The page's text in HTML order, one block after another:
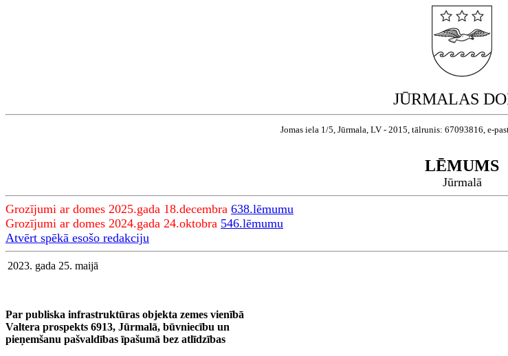
JŪRMALAS
Jomas iela 1/5, Jūrmala, LV - 2015, tālrunis: 67093816, e-
LĒMUMS
Jūrmalā
Grozījumi ar domes 2025.gada 18.decembra 638.lēmumu
Grozījumi ar domes 2024.gada 24.oktobra 546.lēmumu
Atvērt spēkā esošo redakciju
2023. gada 25. maijā
Par publiska infrastruktūras objekta zemes vienībā
Valtera prospekts 6913, Jūrmalā, būvniecību un
pieņemšanu pašvaldības īpašumā bez atlīdzības